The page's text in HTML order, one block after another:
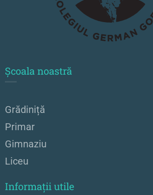
Școala noastră
Grădiniță
Primar
Gimnaziu
Liceu
Informații utile